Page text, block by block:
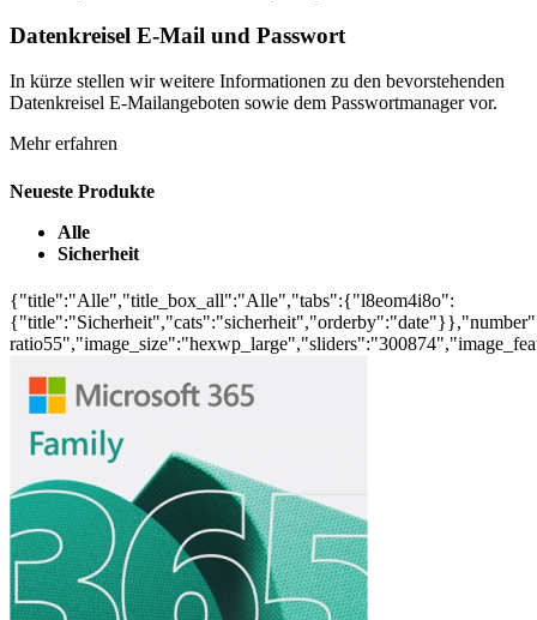
Datenkreisel E-Mail und Passwort
In kürze stellen wir weitere Informationen zu den bevorstehenden
Datenkreisel E-Mailangeboten sowie dem Passwortmanager vor.
Mehr erfahren
Neueste Produkte
Alle
Sicherheit
{"title":"Alle","title_box_all":"Alle","tabs":{"l8eom4i8o":